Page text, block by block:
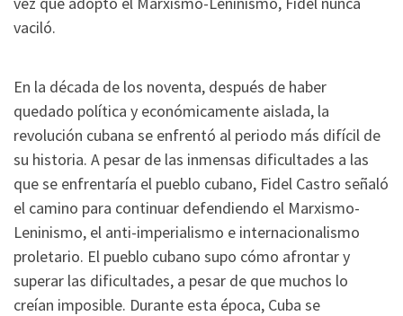
vaciló.
En la década de los noventa, después de haber
quedado política y económicamente aislada, la
revolución cubana se enfrentó al periodo más difícil de
su historia. A pesar de las inmensas dificultades a las
que se enfrentaría el pueblo cubano, Fidel Castro señaló
el camino para continuar defendiendo el Marxismo-
Leninismo, el anti-imperialismo e internacionalismo
proletario. El pueblo cubano supo cómo afrontar y
superar las dificultades, a pesar de que muchos lo
creían imposible. Durante esta época, Cuba se